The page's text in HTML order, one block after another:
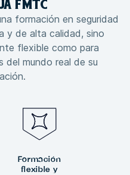
FMTC
formación en seguridad
y de alta calidad, sino
flexible como para
del mundo real de su
Formación
flexible y